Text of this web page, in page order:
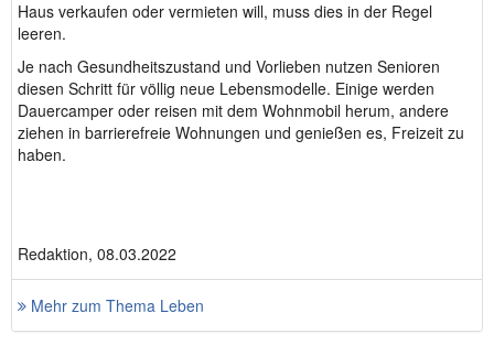
Haus verkaufen oder vermieten will, muss dies in der Regel
leeren.
Je nach Gesundheitszustand und Vorlieben nutzen Senioren
diesen Schritt für völlig neue Lebensmodelle. Einige werden
Dauercamper oder reisen mit dem Wohnmobil herum, andere
ziehen in barrierefreie Wohnungen und genießen es, Freizeit zu
haben.
Redaktion, 08.03.2022
Mehr zum Thema Leben